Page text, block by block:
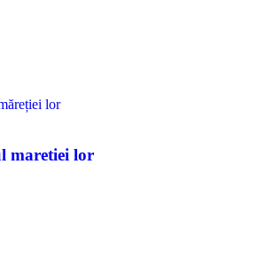
maretiei lor